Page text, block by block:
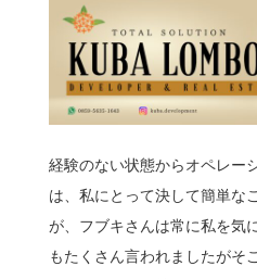
経験のない状態からオペレー
は、私にとって決して簡単な
が、フブキさんは常に私を気
もたくさん言われましたがそ